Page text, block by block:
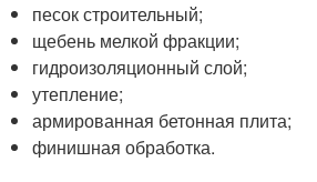
песок строительный;
щебень мелкой фракции;
гидроизоляционный слой;
утепление;
армированная бетонная плита;
финишная обработка.